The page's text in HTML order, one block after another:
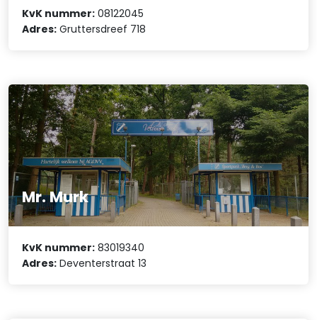
KvK nummer: 08122045
Adres: Gruttersdreef 718
Mr. Murk
KvK nummer: 83019340
Adres: Deventerstraat 13